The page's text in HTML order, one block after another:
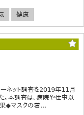
健康
ーネット調査を2019年11月
本調査は、病院や仕事以
◆マスクの着...